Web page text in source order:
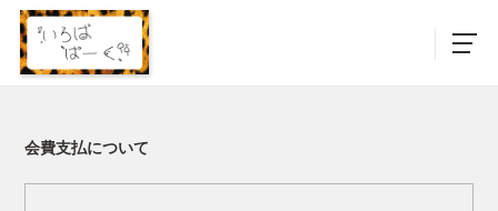
会費支払について